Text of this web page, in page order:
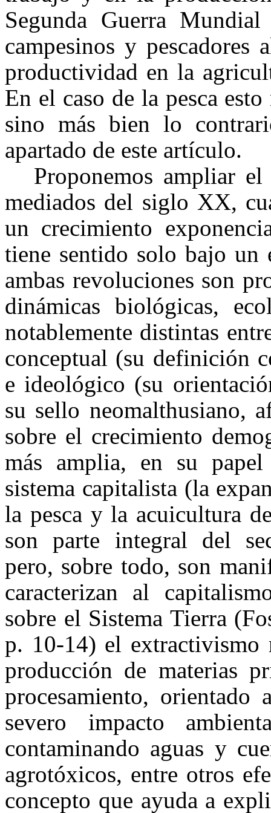
Segunda Guerra
campesinos y
productividad en la
En el caso de la pesca
sino más bien lo
apartado de este artículo.
Proponemos ampliar
mediados del siglo XX,
un crecimiento
tiene sentido solo bajo un
ambas revoluciones son
dinámicas biológicas,
notablemente distintas
conceptual (su definición
e ideológico (su
su sello neomalthusiano,
sobre el crecimiento
más amplia, en su
sistema capitalista (la
la pesca y la acuicultura
son parte integral del
pero, sobre todo, son
caracterizan al
sobre el Sistema Tierra
p. 10-14) el extractivismo
producción de materias
procesamiento,
severo impacto
contaminando aguas y
agrotóxicos, entre otros
concepto que ayuda a